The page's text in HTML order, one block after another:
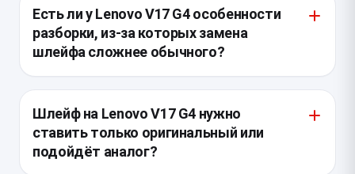
Есть ли у Lenovo V17 G4 особенности
разборки, из-за которых замена
шлейфа сложнее обычного?
тонкие фиксаторы и петли. Шлейф часто проложен
в зоне сгиба крышки, поэтому при снятии матрицы
и рамки важно не перегнуть его повторно и не
Шлейф на Lenovo V17 G4 нужно
ставить только оригинальный или
подойдёт аналог?